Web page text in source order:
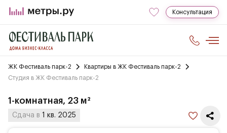
Консультация
ЖК Фестиваль парк-2
Квартиры в ЖК Фестиваль парк-2
Студия в ЖК Фестиваль парк-2
1-комнатная, 23 м²
Сдача в 1 кв. 2025